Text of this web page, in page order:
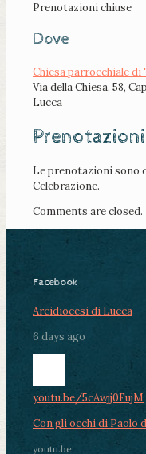
Prenotazioni chiuse
Dove
Chiesa parrocchiale di
Via della Chiesa, 58,
Lucca
Prenotazioni
Le prenotazioni sono
Celebrazione.
Comments are closed.
Facebook
Arcidiocesi di Lucca
6 days ago
youtu.be/5cAwjj0FujM
Con gli occhi di Paolo
youtu.be